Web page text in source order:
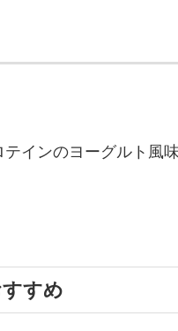
インのヨーグルト風
すめ